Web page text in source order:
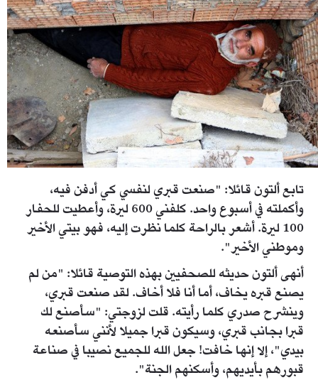
تابع ألتون قائلا: "صنعت قبري لنفسي كي أدفن فيه،
وأكملته في أسبوع واحد. كلفني 600 ليرة، وأعطيت للحفار
100 ليرة. أشعر بالراحة كلما نظرت إليه، فهو بيتي الأخير
وموطني الأخير".
أنهى ألتون حديثه للصحفيين بهذه التوصية قائلا: "من لم
يصنع قبره يخاف، أما أنا فلا أخاف. لقد صنعت قبري،
وينشرح صدري كلما رأيته. قلت لزوجتي: "سأصنع لك
قبرا بجانب قبري، وسيكون قبرا جميلا لأنني سأصنعه
بيدي"، إلا إنها خافت! جعل الله للجميع نصيبا في صناعة
قبورهم بأيديهم، وأسكنهم الجنة".